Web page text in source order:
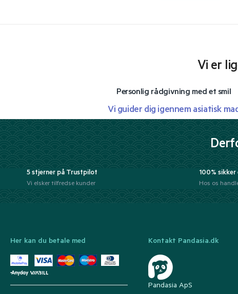
Vi er
Personlig rådgivning med et smil
Vi guider dig igennem asiatisk
5 stjerner på Trustpilot
Vi elsker tilfredse kunder
100% sikker
Hos os
Her kan du betale med Kontakt Pandasia.dk
Pandasia ApS